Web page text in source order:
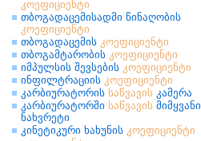
კოეფიციენტი
თბოგადაცემისადმი წინაღობის
კოეფიციენტი
თბოგადაცემის კოეფიციენტი
თბოგამტარობის კოეფიციენტი
იმპულსის შევსების კოეფიციენტი
ინფილტრაციის კოეფიციენტი
კარბიურატორის საწვავის კამერა
კარბიურატორში საწვავის მიმყვანი
ნახვრეტი
კინეტიკური ხახუნის კოეფიციენტი